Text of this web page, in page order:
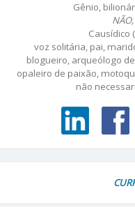
Gênio,
Causídico
voz solitária, pai,
blogueiro, arqueólogo
opaleiro de paixão,
não